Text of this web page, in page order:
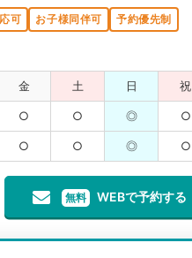
可 お子様同伴可
予約優先制
金 土 日 祝
○ ○ ◎ ○
○ ○ ◎ ○
無料 WEBで予約する